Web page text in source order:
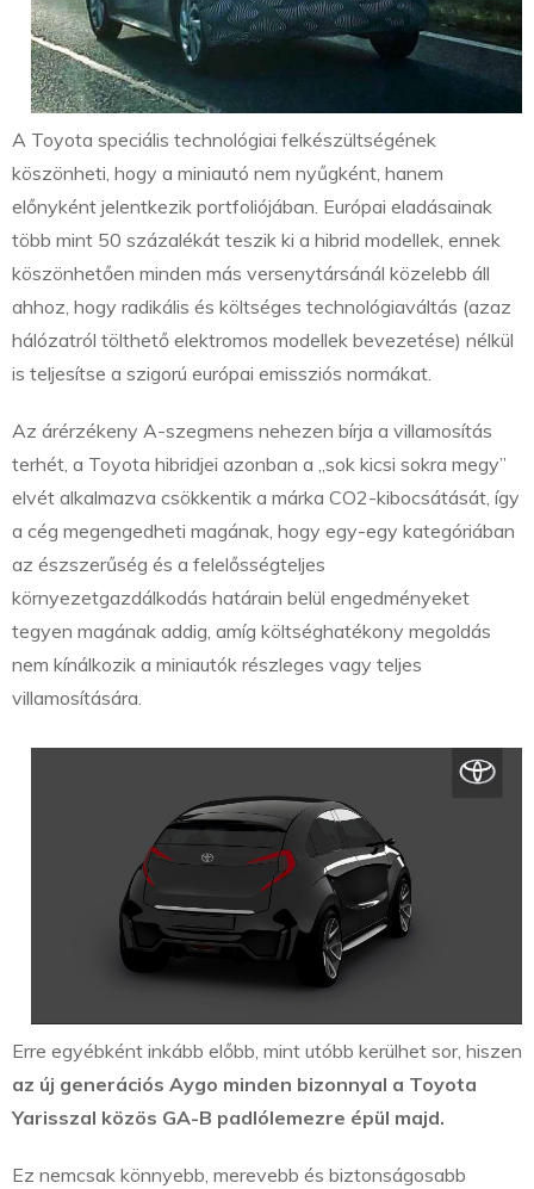
A Toyota speciális technológiai felkészültségének
köszönheti, hogy a miniautó nem nyűgként, hanem
előnyként jelentkezik portfoliójában. Európai eladásainak
több mint 50 százalékát teszik ki a hibrid modellek, ennek
köszönhetően minden más versenytársánál közelebb áll
ahhoz, hogy radikális és költséges technológiaváltás (azaz
hálózatról tölthető elektromos modellek bevezetése) nélkül
is teljesítse a szigorú európai emissziós normákat.
Az árérzékeny A-szegmens nehezen bírja a villamosítás
terhét, a Toyota hibridjei azonban a „sok kicsi sokra megy”
elvét alkalmazva csökkentik a márka CO2-kibocsátását, így
a cég megengedheti magának, hogy egy-egy kategóriában
az észszerűség és a felelősségteljes
környezetgazdálkodás határain belül engedményeket
tegyen magának addig, amíg költséghatékony megoldás
nem kínálkozik a miniautók részleges vagy teljes
villamosítására.
Erre egyébként inkább előbb, mint utóbb kerülhet sor, hiszen
az új generációs Aygo minden bizonnyal a Toyota
Yarisszal közös GA-B padlólemezre épül majd.
Ez nemcsak könnyebb, merevebb és biztonságosabb